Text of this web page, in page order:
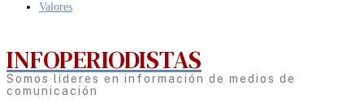
Valores
INFOPERIODISTAS
Somos líderes en información de medios de
comunicación